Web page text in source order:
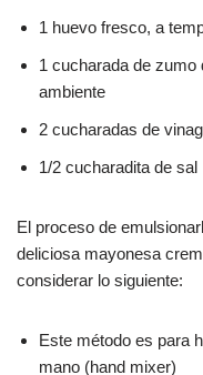
1 huevo fresco, a
1 cucharada de zumo
ambiente
2 cucharadas de
1/2 cucharadita de sal
El proceso de
deliciosa mayonesa
considerar lo siguiente:
Este método es para
mano (hand mixer)